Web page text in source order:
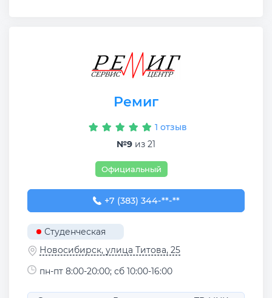
Ремиг
1 отзыв
№9 из 21
Официальный
+7 (383) 344-30-68
+7 (383) 344-**-**
Студенческая
Новосибирск, улица Титова, 25
пн-пт 8:00-20:00; сб 10:00-16:00